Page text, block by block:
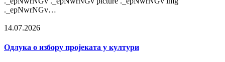
._epNwrNGv…
14.07.2026
Одлука о избору пројеката у култури